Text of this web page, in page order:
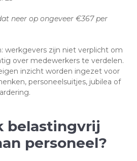
neer op ongeveer €367 per
werkgevers zijn niet verplicht om
over medewerkers te verdelen.
inzicht worden ingezet voor
personeelsuitjes, jubilea of
belastingvrij
personeel?